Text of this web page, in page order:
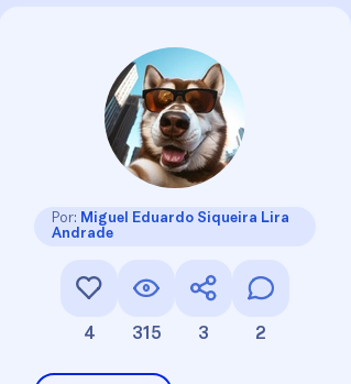
Por: Miguel Eduardo Siqueira Lira
Andrade
4 315 3 2